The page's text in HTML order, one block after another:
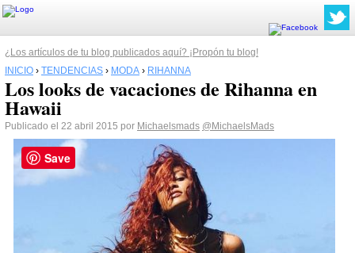
¿Los artículos de tu blog publicados aquí? ¡Propón tu blog!
INICIO › TENDENCIAS › MODA › RIHANNA
Los looks de vacaciones de Rihanna en
Hawaii
Publicado el 22 abril 2015 por Michaelsmads @MichaelsMads
Save